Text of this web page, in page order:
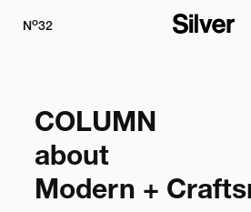
No32
COLUMN
about
Modern +